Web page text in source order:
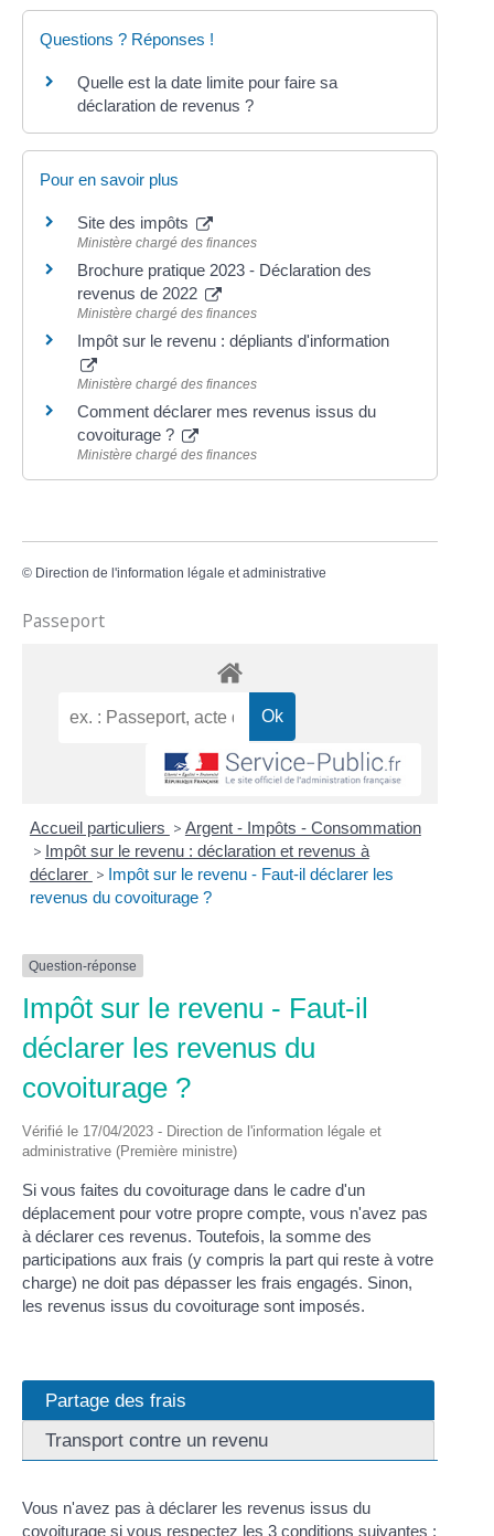
Questions ? Réponses !
Quelle est la date limite pour faire sa
déclaration de revenus ?
Pour en savoir plus
Site des impôts
Ministère chargé des finances
Brochure pratique 2023 - Déclaration des
revenus de 2022
Ministère chargé des finances
Impôt sur le revenu : dépliants d'information
Ministère chargé des finances
Comment déclarer mes revenus issus du
covoiturage ?
Ministère chargé des finances
© Direction de l'information légale et administrative
Passeport
Accueil particuliers > Argent - Impôts - Consommation
> Impôt sur le revenu : déclaration et revenus à
déclarer > Impôt sur le revenu - Faut-il déclarer les
revenus du covoiturage ?
Question-réponse
Impôt sur le revenu - Faut-il
déclarer les revenus du
covoiturage ?
Vérifié le 17/04/2023 - Direction de l'information légale et
administrative (Première ministre)
Si vous faites du covoiturage dans le cadre d'un
déplacement pour votre propre compte, vous n'avez pas
à déclarer ces revenus. Toutefois, la somme des
participations aux frais (y compris la part qui reste à votre
charge) ne doit pas dépasser les frais engagés. Sinon,
les revenus issus du covoiturage sont imposés.
Partage des frais
Transport contre un revenu
Vous n'avez pas à déclarer les revenus issus du
covoiturage si vous respectez les 3 conditions suivantes :